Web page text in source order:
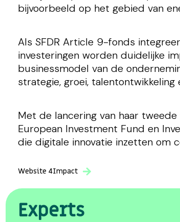
bijvoorbeeld op het gebied van
Als SFDR Article 9-fonds
investeringen worden duidelijke
businessmodel van de
strategie, groei, talentontwikkeling
Met de lancering van haar
European Investment Fund en
die digitale innovatie inzetten om
Website 4Impact
Experts